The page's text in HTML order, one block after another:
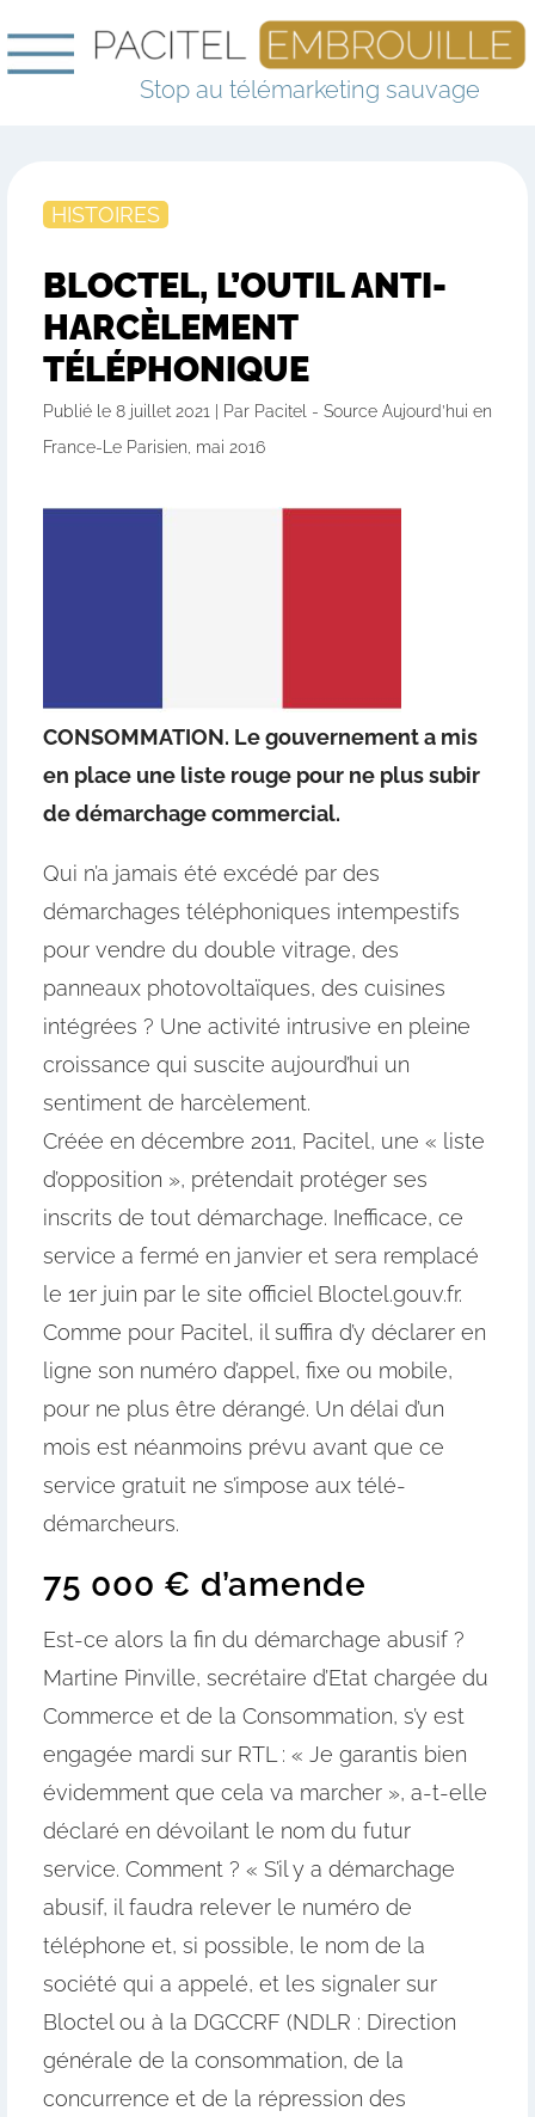
Stop au télémarketing sauvage
HISTOIRES
BLOCTEL, L’OUTIL ANTI-
HARCÈLEMENT
TÉLÉPHONIQUE
Publié le 8 juillet 2021 | Par Pacitel - Source Aujourd’hui en
France-Le Parisien, mai 2016
CONSOMMATION. Le gouvernement a mis
en place une liste rouge pour ne plus subir
de démarchage commercial.
Qui n’a jamais été excédé par des
démarchages téléphoniques intempestifs
pour vendre du double vitrage, des
panneaux photovoltaïques, des cuisines
intégrées ? Une activité intrusive en pleine
croissance qui suscite aujourd’hui un
sentiment de harcèlement.
Créée en décembre 2011, Pacitel, une « liste
d’opposition », prétendait protéger ses
inscrits de tout démarchage. Inefficace, ce
service a fermé en janvier et sera remplacé
le 1er juin par le site officiel Bloctel.gouv.fr.
Comme pour Pacitel, il suffira d’y déclarer en
ligne son numéro d’appel, fixe ou mobile,
pour ne plus être dérangé. Un délai d’un
mois est néanmoins prévu avant que ce
service gratuit ne s’impose aux télé-
démarcheurs.
75 000 € d’amende
Est-ce alors la fin du démarchage abusif ?
Martine Pinville, secrétaire d’Etat chargée du
Commerce et de la Consommation, s’y est
engagée mardi sur RTL : « Je garantis bien
évidemment que cela va marcher », a-t-elle
déclaré en dévoilant le nom du futur
service. Comment ? « S’il y a démarchage
abusif, il faudra relever le numéro de
téléphone et, si possible, le nom de la
société qui a appelé, et les signaler sur
Bloctel ou à la DGCCRF (NDLR : Direction
générale de la consommation, de la
concurrence et de la répression des